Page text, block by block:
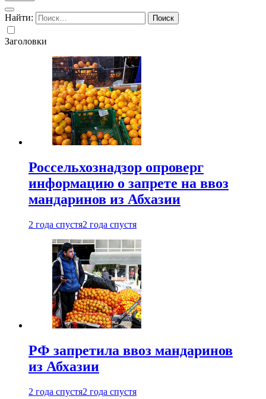
Найти:
Заголовки
Россельхознадзор опроверг
информацию о запрете на ввоз
мандаринов из Абхазии
2 года спустя2 года спустя
РФ запретила ввоз мандаринов
из Абхазии
2 года спустя2 года спустя